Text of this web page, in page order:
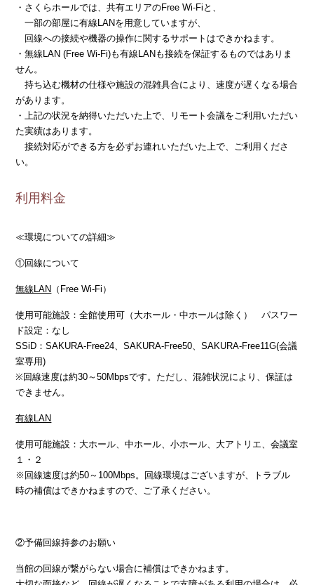
・さくらホールでは、共有エリアのFree Wi-Fiと、
一部の部屋に有線LANを用意していますが、
回線への接続や機器の操作に関するサポートはできかねます。
・無線LAN (Free Wi-Fi)も有線LANも接続を保証するものではありま
せん。
持ち込む機材の仕様や施設の混雑具合により、速度が遅くなる場合
があります。
・上記の状況を納得いただいた上で、リモート会議をご利用いただい
た実績はあります。
接続対応ができる方を必ずお連れいただいた上で、ご利用くださ
い。
利用料金
≪環境についての詳細≫
①回線について
無線LAN （Free Wi-Fi）
使用可能施設：全館使用可（大ホール・中ホールは除く） パスワー
ド設定：なし
SSiD：SAKURA-Free24、SAKURA-Free50、SAKURA-Free11G(会議
室専用)
※回線速度は約30～50Mbpsです。ただし、混雑状況により、保証は
できません。
有線LAN
使用可能施設：大ホール、中ホール、小ホール、大アトリエ、会議室
１・２
※回線速度は約50～100Mbps。回線環境はございますが、トラブル
時の補償はできかねますので、ご了承ください。
②予備回線持参のお願い
当館の回線が繋がらない場合に補償はできかねます。